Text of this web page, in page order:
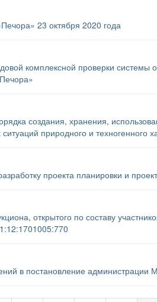
23 октября 2020 года
комплексной проверки
создания, хранения,
природного и
проекта планировки и
открытого по составу
в постановление администрации